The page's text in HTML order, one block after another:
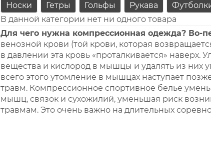
Носки Гетры Гольфы Рукава
В данной категории нет ни одного товара
Для чего нужна компрессионная одежда? Во-
венозной крови (той крови, которая
в давлении эта кровь «проталкивается»
вещества и кислород в мышцы и удалять из них
всего этого утомление в мышцах наступает
травм. Компрессионное спортивное бельё
мышц, связок и сухожилий, уменьшая риск
травмам. Это очень важно на длительных